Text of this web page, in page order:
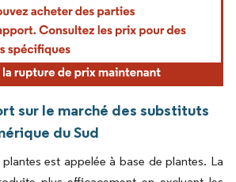
sur le marché des substituts
du Sud
est appelée à base de plantes. La